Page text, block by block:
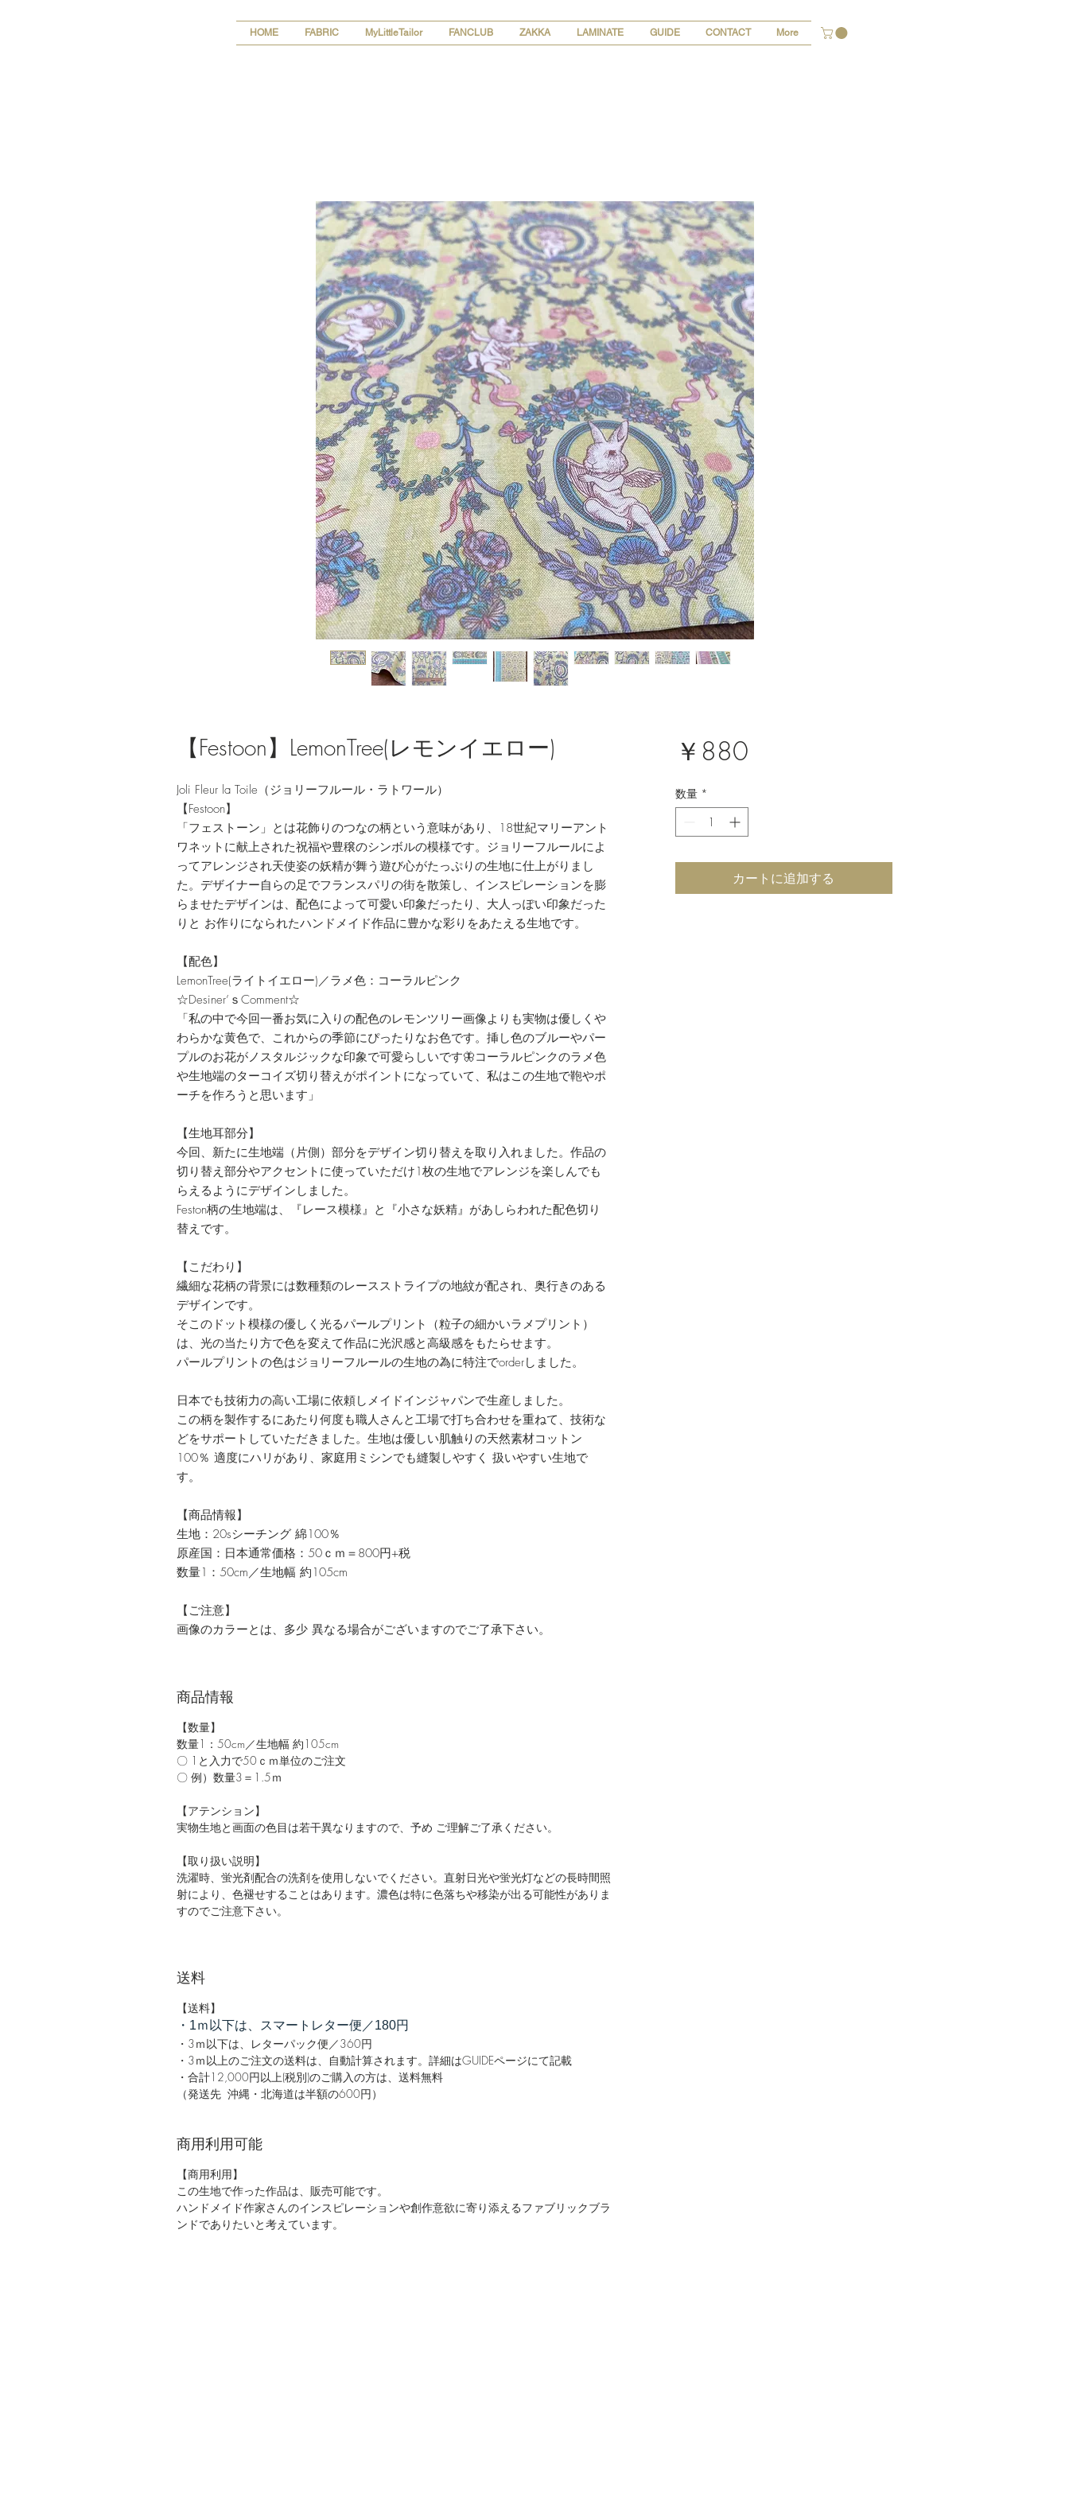
HOME FABRIC MyLittleTailor FANCLUB ZAKKA LAMINATE GUIDE CONTACT More
【Festoon】LemonTree(レモンイエロー)
Joli Fleur la Toile（ジョリーフルール・ラトワール）
【Festoon】
「フェストーン」とは花飾りのつなの柄という意味があり、18世紀マリーアント
ワネットに献上された祝福や豊穣のシンボルの模様です。ジョリーフルールによ
ってアレンジされ天使姿の妖精が舞う遊び心がたっぷりの生地に仕上がりまし
た。デザイナー自らの足でフランスパリの街を散策し、インスピレーションを膨
らませたデザインは、配色によって可愛い印象だったり、大人っぽい印象だった
りと お作りになられたハンドメイド作品に豊かな彩りをあたえる生地です。
【配色】
LemonTree(ライトイエロー)／ラメ色：コーラルピンク
☆Desiner’ｓComment☆
「私の中で今回一番お気に入りの配色のレモンツリー画像よりも実物は優しくや
わらかな黄色で、これからの季節にぴったりなお色です。挿し色のブルーやパー
プルのお花がノスタルジックな印象で可愛らしいです🦋コーラルピンクのラメ色
や生地端のターコイズ切り替えがポイントになっていて、私はこの生地で鞄やポ
ーチを作ろうと思います」
【生地耳部分】
今回、新たに生地端（片側）部分をデザイン切り替えを取り入れました。作品の
切り替え部分やアクセントに使っていただけ1枚の生地でアレンジを楽しんでも
らえるようにデザインしました。
Feston柄の生地端は、『レース模様』と『小さな妖精』があしらわれた配色切り
替えです。
【こだわり】
繊細な花柄の背景には数種類のレースストライプの地紋が配され、奥行きのある
デザインです。
そこのドット模様の優しく光るパールプリント（粒子の細かいラメプリント）
は、光の当たり方で色を変えて作品に光沢感と高級感をもたらせます。
パールプリントの色はジョリーフルールの生地の為に特注でorderしました。
日本でも技術力の高い工場に依頼しメイドインジャパンで生産しました。
この柄を製作するにあたり何度も職人さんと工場で打ち合わせを重ねて、技術な
どをサポートしていただきました。生地は優しい肌触りの天然素材コットン
100％ 適度にハリがあり、家庭用ミシンでも縫製しやすく 扱いやすい生地で
す。
【商品情報】
生地：20sシーチング 綿100％
原産国：日本通常価格：50ｃｍ＝800円+税
数量1：50cm／生地幅 約105cm
【ご注意】
画像のカラーとは、多少 異なる場合がございますのでご了承下さい。
商品情報
【数量】
数量1：50cm／生地幅 約105cm
〇 1と入力で50ｃｍ単位のご注文
〇 例）数量3＝1.5ｍ
【アテンション】
実物生地と画面の色目は若干異なりますので、予め ご理解ご了承ください。
【取り扱い説明】
洗濯時、蛍光剤配合の洗剤を使用しないでください。直射日光や蛍光灯などの長時間照
射により、色褪せすることはあります。濃色は特に色落ちや移染が出る可能性がありま
すのでご注意下さい。
送料
【送料】
・1ｍ以下は、スマートレター便／180円
・3ｍ以下は、レターパック便／360円
・3ｍ以上のご注文の送料は、自動計算されます。詳細はGUIDEページにて記載
・合計12,000円以上(税別)のご購入の方は、送料無料
（発送先 沖縄・北海道は半額の600円）
商用利用可能
【商用利用】
この生地で作った作品は、販売可能です。
ハンドメイド作家さんのインスピレーションや創作意欲に寄り添えるファブリックブラ
ンドでありたいと考えています。
￥880価
数量 *
カートに追加する